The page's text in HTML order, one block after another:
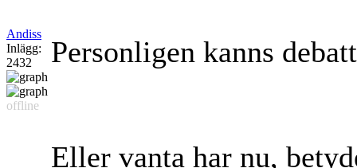
Andiss
Inlägg:
2432
offline
Personligen kanns
Eller vanta har nu,